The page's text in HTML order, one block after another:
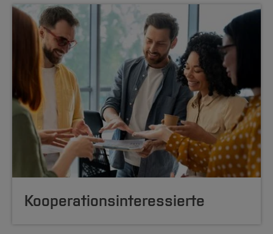
Kooperationsinteressierte